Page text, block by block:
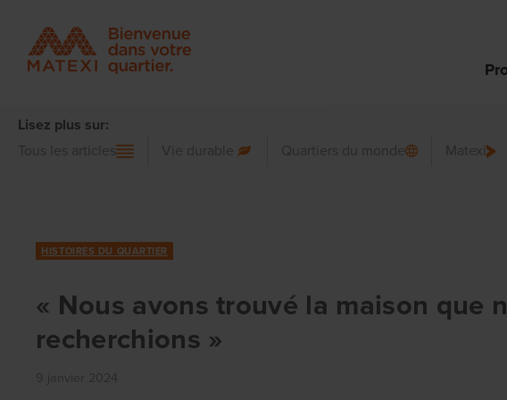
Lisez plus sur:
Tous les articles
Vie durable Quartiers du monde Matexi
HISTOIRES DU QUARTIER
« Nous avons trouvé la maison que
recherchions »